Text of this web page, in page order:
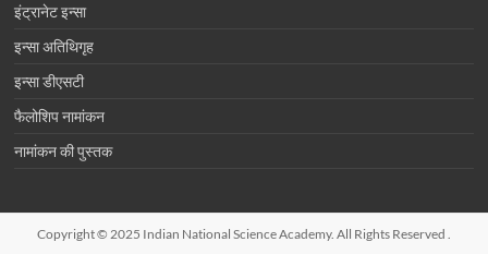
इंट्रानेट इन्सा
इन्सा अतिथिगृह
इन्सा डीएसटी
फैलोशिप नामांकन
नामांकन की पुस्तक
Copyright © 2025 Indian National Science Academy. All Rights Reserved